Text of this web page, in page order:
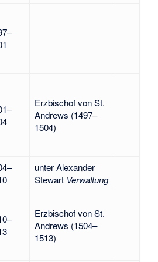
Erzbischof von St.
Andrews (1497–
1504)
unter Alexander
Stewart Verwaltung
Erzbischof von St.
Andrews (1504–
1513)